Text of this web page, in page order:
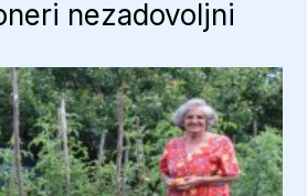
nezadovoljni